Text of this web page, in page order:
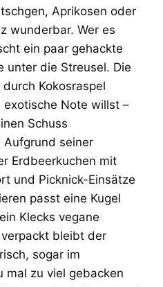
Aprikosen oder
wunderbar. Wer es
ein paar gehackte
unter die Streusel. Die
Kokosraspel
Note willst –
Schuss
Aufgrund seiner
Erdbeerkuchen mit
und Picknick-Einsätze
passt eine Kugel
Klecks vegane
bleibt der
sogar im
mal zu viel gebacken